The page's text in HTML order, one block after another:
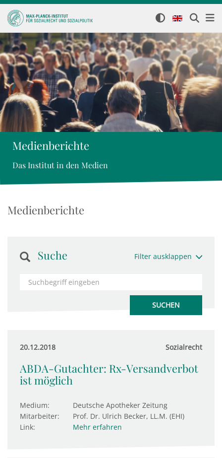
Medienberichte
Das Institut in den Medien
Medienberichte
Suche Filter ausklappen
20.12.2018 Sozialrecht
ABDA-Gutachter: Rx-Versandverbot
ist möglich
Medium:
Deutsche Apotheker Zeitung
Mitarbeiter:
Prof. Dr. Ulrich Becker, LL.M. (EHI)
Link:
Mehr erfahren